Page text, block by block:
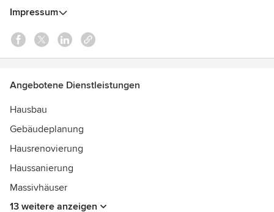
Impressum
Angebotene Dienstleistungen
Hausbau
Gebäudeplanung
Hausrenovierung
Haussanierung
Massivhäuser
13 weitere anzeigen